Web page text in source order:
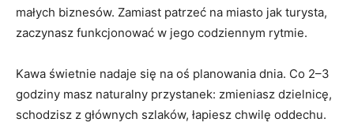
małych biznesów. Zamiast patrzeć na miasto jak turysta,
zaczynasz funkcjonować w jego codziennym rytmie.
Kawa świetnie nadaje się na oś planowania dnia. Co 2–3
godziny masz naturalny przystanek: zmieniasz dzielnicę,
schodzisz z głównych szlaków, łapiesz chwilę oddechu.